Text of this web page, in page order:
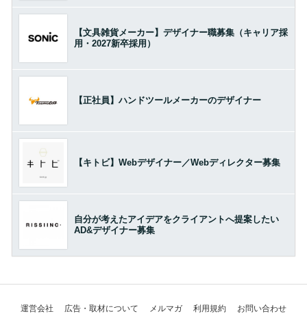
【文具雑貨メーカー】デザイナー職募集（キャリア採
用・2027新卒採用）
【正社員】ハンドツールメーカーのデザイナー
【キトビ】Webデザイナー／Webディレクター募集
自分が考えたアイデアをクライアントへ提案したい
AD&デザイナー募集
運営会社 広告・取材について メルマガ 利用規約 お問い合わせ